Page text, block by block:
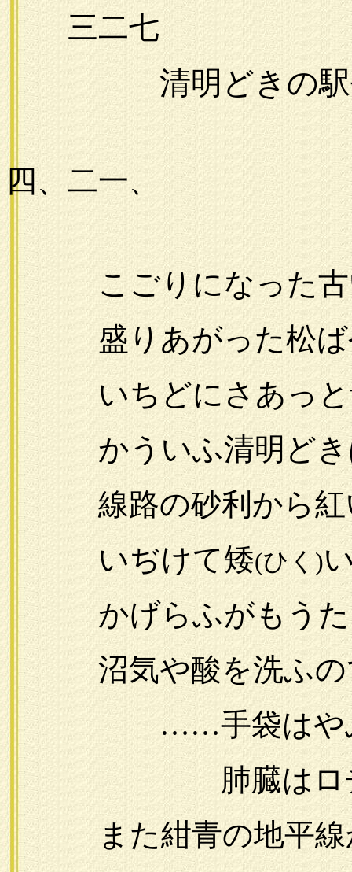
三二七
清明どきの
一九
四、二一、
こごりになった古
盛りあがった松ば
いちどにさあっと
かういふ清明どき
線路の砂利から紅い
いぢけて矮(ひく)
かげらふがもうたゞ
沼気や酸を洗ふの
……手袋はや
肺臓はロヂウム
また紺青の地平線